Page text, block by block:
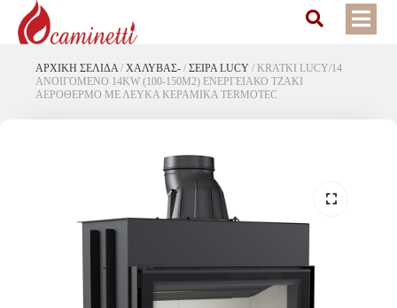
ΑΡΧΙΚΉ ΣΕΛΊΔΑ / ΧΑΛΥΒΑΣ- / ΣΕΙΡΑ LUCY / KRATKI LUCY/14
ΑΝΟΙΓΟΜΕΝΟ 14KW (100-150M2) ΕΝΕΡΓΕΙΑΚΟ ΤΖΑΚΙ
ΑΕΡΟΘΕΡΜΟ ΜΕ ΛΕΥΚΑ ΚΕΡΑΜΙΚΑ TERMOTEC